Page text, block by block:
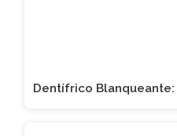
Dentífrico Blanqueante: